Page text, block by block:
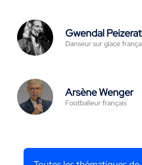
Gwendal Peizerat
Danseur sur glace
Arsène Wenger
Footballeur français